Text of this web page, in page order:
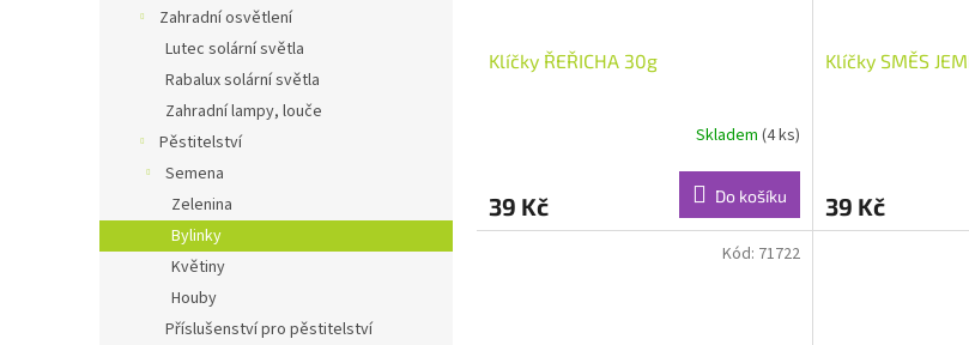
Zahradní osvětlení
Lutec solární světla
Rabalux solární světla
Zahradní lampy, louče
Pěstitelství
Semena
Zelenina
Bylinky
Květiny
Houby
Příslušenství pro pěstitelství
Klíčky ŘEŘICHA 30g
Skladem (4 ks)
39 Kč Do košíku
Klíčky SMĚS
39 Kč
Kód: 71722